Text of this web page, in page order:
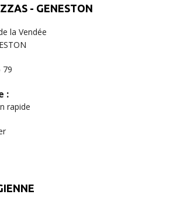
- GENESTON
la Vendée
79
:
rapide